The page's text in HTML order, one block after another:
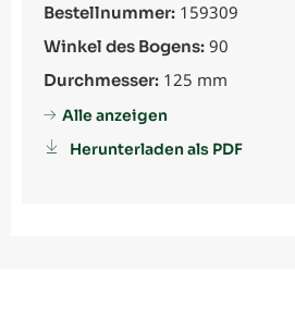
Bestellnummer: 159309
Winkel des Bogens: 90
Durchmesser: 125 mm
Alle anzeigen
Herunterladen als PDF